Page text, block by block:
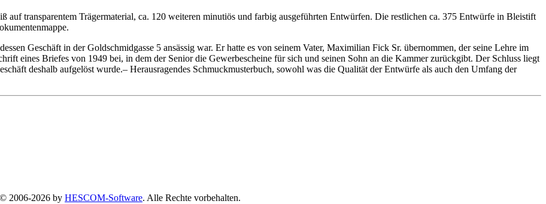
auf transparentem Trägermaterial, ca. 120 weiteren minutiös und farbig ausgeführten Entwürfen. Die restlichen ca. 375 Entwürfe in Bleistift
Geschäft in der Goldschmidgasse 5 ansässig war. Er hatte es von seinem Vater, Maximilian Fick Sr. übernommen, der seine Lehre im
eines Briefes von 1949 bei, in dem der Senior die Gewerbescheine für sich und seinen Sohn an die Kammer zurückgibt. Der Schluss liegt
deshalb aufgelöst wurde.– Herausragendes Schmuckmusterbuch, sowohl was die Qualität der Entwürfe als auch den Umfang der
2006-2026 by HESCOM-Software. Alle Rechte vorbehalten.